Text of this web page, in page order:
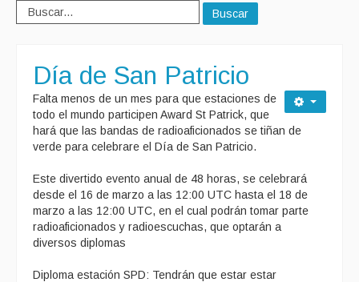
Buscar
Día de San Patricio
Falta menos de un mes para que estaciones de
todo el mundo participen Award St Patrick, que
hará que las bandas de radioaficionados se tiñan de
verde para celebrare el Día de San Patricio.
Este divertido evento anual de 48 horas, se celebrará
desde el 16 de marzo a las 12:00 UTC hasta el 18 de
marzo a las 12:00 UTC, en el cual podrán tomar parte
radioaficionados y radioescuchas, que optarán a
diversos diplomas
Diploma estación SPD: Tendrán que estar estar